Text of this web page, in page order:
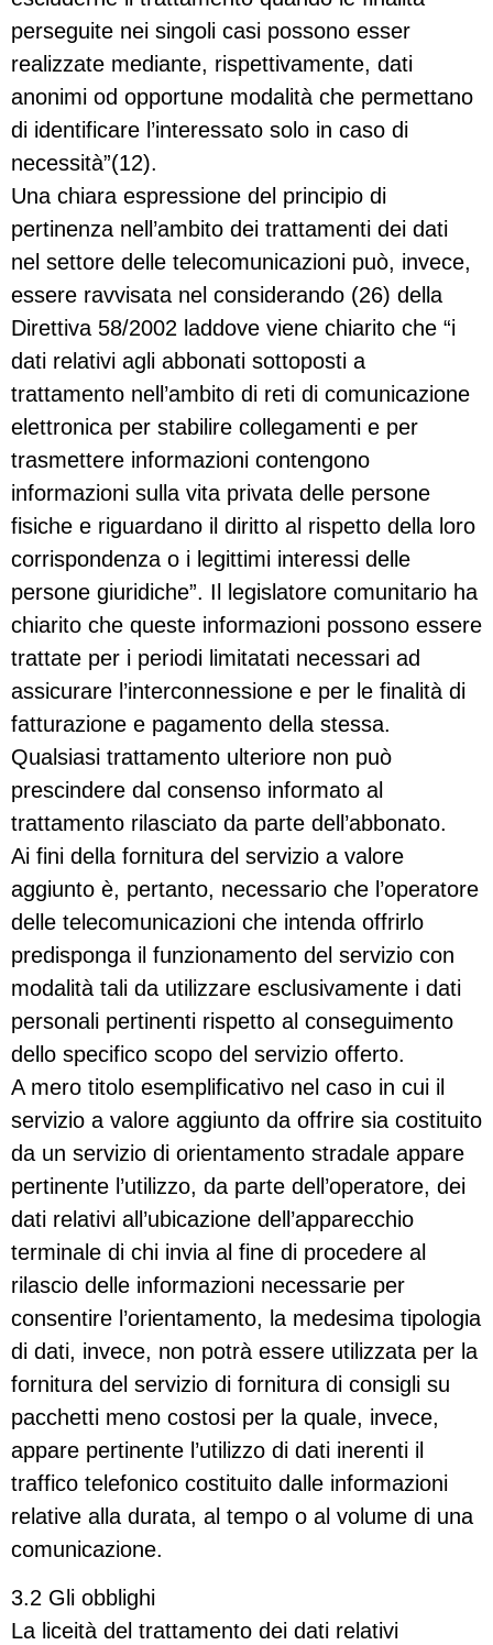
perseguite nei singoli casi possono esser
realizzate mediante, rispettivamente, dati
anonimi od opportune modalità che permettano
di identificare l’interessato solo in caso di
necessità”(12).
Una chiara espressione del principio di
pertinenza nell’ambito dei trattamenti dei dati
nel settore delle telecomunicazioni può, invece,
essere ravvisata nel considerando (26) della
Direttiva 58/2002 laddove viene chiarito che “i
dati relativi agli abbonati sottoposti a
trattamento nell’ambito di reti di comunicazione
elettronica per stabilire collegamenti e per
trasmettere informazioni contengono
informazioni sulla vita privata delle persone
fisiche e riguardano il diritto al rispetto della loro
corrispondenza o i legittimi interessi delle
persone giuridiche”. Il legislatore comunitario ha
chiarito che queste informazioni possono essere
trattate per i periodi limitatati necessari ad
assicurare l’interconnessione e per le finalità di
fatturazione e pagamento della stessa.
Qualsiasi trattamento ulteriore non può
prescindere dal consenso informato al
trattamento rilasciato da parte dell’abbonato.
Ai fini della fornitura del servizio a valore
aggiunto è, pertanto, necessario che l’operatore
delle telecomunicazioni che intenda offrirlo
predisponga il funzionamento del servizio con
modalità tali da utilizzare esclusivamente i dati
personali pertinenti rispetto al conseguimento
dello specifico scopo del servizio offerto.
A mero titolo esemplificativo nel caso in cui il
servizio a valore aggiunto da offrire sia costituito
da un servizio di orientamento stradale appare
pertinente l’utilizzo, da parte dell’operatore, dei
dati relativi all’ubicazione dell’apparecchio
terminale di chi invia al fine di procedere al
rilascio delle informazioni necessarie per
consentire l’orientamento, la medesima tipologia
di dati, invece, non potrà essere utilizzata per la
fornitura del servizio di fornitura di consigli su
pacchetti meno costosi per la quale, invece,
appare pertinente l’utilizzo di dati inerenti il
traffico telefonico costituito dalle informazioni
relative alla durata, al tempo o al volume di una
comunicazione.
3.2 Gli obblighi
La liceità del trattamento dei dati relativi